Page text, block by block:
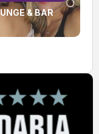
& BAR